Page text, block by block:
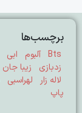
برچسب‌ها
Bts آلبوم ابی
زدبازی
زیبا جان
لاله زار
لهراسبی
پاپ